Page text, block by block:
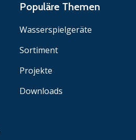
Populäre Themen
Wasserspielgeräte
Sortiment
Projekte
Downloads